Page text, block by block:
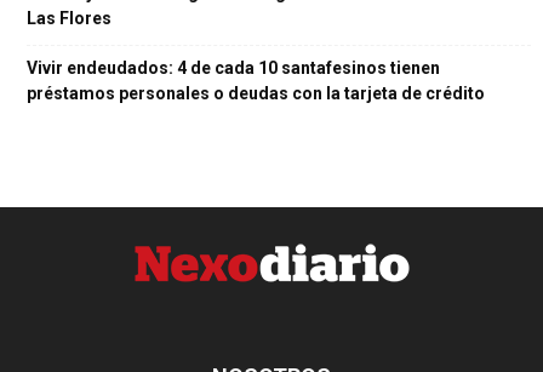
Las Flores
Vivir endeudados: 4 de cada 10 santafesinos tienen
préstamos personales o deudas con la tarjeta de crédito